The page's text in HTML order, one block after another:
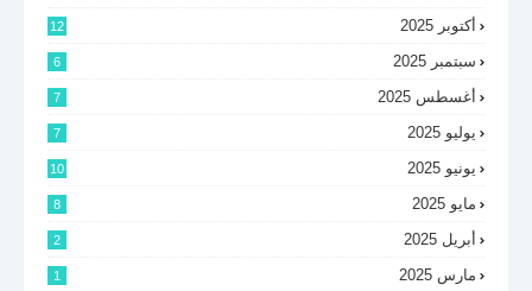
أكتوبر 2025 12
سبتمبر 2025 6
أغسطس 2025 7
يوليو 2025 7
يونيو 2025 10
مايو 2025 8
أبريل 2025 2
مارس 2025 1